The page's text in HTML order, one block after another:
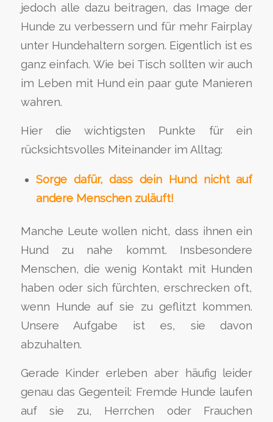
jedoch alle dazu beitragen, das Image der
Hunde zu verbessern und für mehr Fairplay
unter Hundehaltern sorgen. Eigentlich ist es
ganz einfach. Wie bei Tisch sollten wir auch
im Leben mit Hund ein paar gute Manieren
wahren.
Hier die wichtigsten Punkte für ein
rücksichtsvolles Miteinander im Alltag:
Sorge dafür, dass dein Hund nicht auf
andere Menschen zuläuft!
Manche Leute wollen nicht, dass ihnen ein
Hund zu nahe kommt. Insbesondere
Menschen, die wenig Kontakt mit Hunden
haben oder sich fürchten, erschrecken oft,
wenn Hunde auf sie zu geflitzt kommen.
Unsere Aufgabe ist es, sie davon
abzuhalten.
Gerade Kinder erleben aber häufig leider
genau das Gegenteil: Fremde Hunde laufen
auf sie zu, Herrchen oder Frauchen